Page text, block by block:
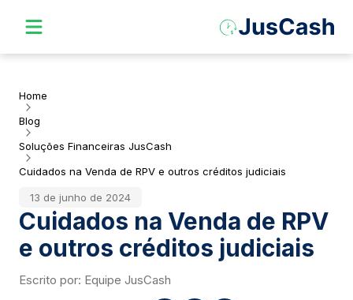
Home
Blog
Soluções Financeiras JusCash
Cuidados na Venda de RPV e outros créditos judiciais
13 de junho de 2024
Cuidados na Venda de RPV
e outros créditos judiciais
Escrito por: Equipe JusCash